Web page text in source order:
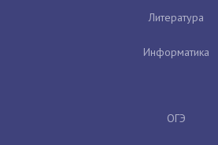
Литература
Информатика
ОГЭ